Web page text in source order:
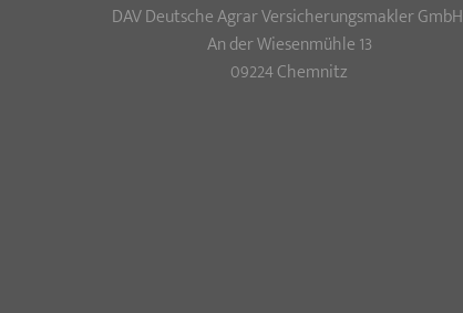
DAV Deutsche Agrar Versicherungsmakler GmbH
An der Wiesenmühle 13
09224 Chemnitz